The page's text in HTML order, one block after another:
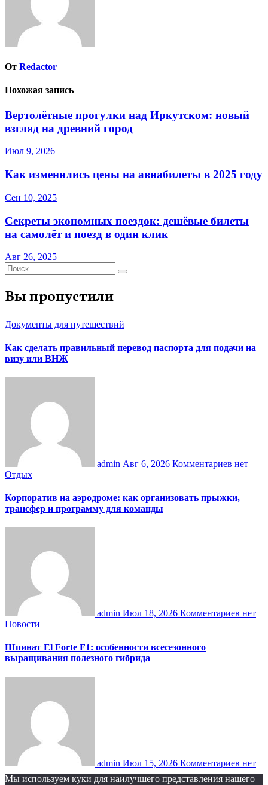
От Redactor
Похожая запись
Вертолётные прогулки над Иркутском: новый
взгляд на древний город
Июл 9, 2026
Как изменились цены на авиабилеты в 2025 году
Сен 10, 2025
Секреты экономных поездок: дешёвые билеты
на самолёт и поезд в один клик
Авг 26, 2025
Вы пропустили
Документы для путешествий
Как сделать правильный перевод паспорта для подачи на
визу или ВНЖ
admin Авг 6, 2026 Комментариев нет
Отдых
Корпоратив на аэродроме: как организовать прыжки,
трансфер и программу для команды
admin Июл 18, 2026 Комментариев нет
Новости
Шпинат El Forte F1: особенности всесезонного
выращивания полезного гибрида
admin Июл 15, 2026 Комментариев нет
Мы используем куки для наилучшего представления нашего